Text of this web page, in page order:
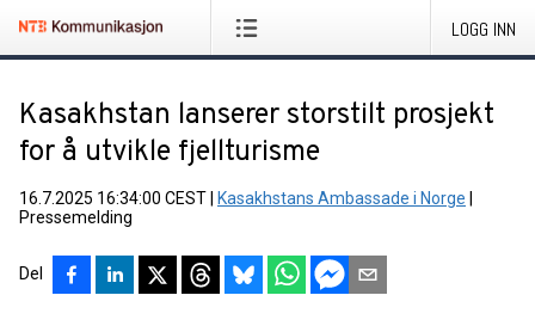
LOGG INN
Kasakhstan lanserer storstilt prosjekt
for å utvikle fjellturisme
16.7.2025 16:34:00 CEST Kasakhstans Ambassade i Norge
Pressemelding
Del